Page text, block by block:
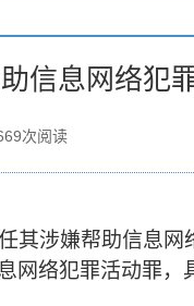
信息网络犯
次阅读
其涉嫌帮助信息网
网络犯罪活动罪，